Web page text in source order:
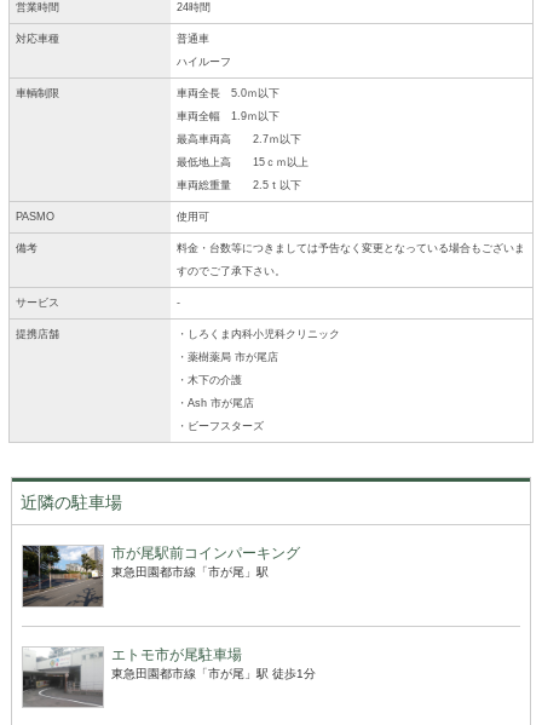
営業時間 24時間
対応車種
普通車
ハイルーフ
車輌制限
車両全長 5.0ｍ以下
車両全幅 1.9ｍ以下
最高車両高 2.7ｍ以下
最低地上高 15ｃｍ以上
車両総重量 2.5ｔ以下
PASMO 使用可
備考
料金・台数等につきましては予告なく変更となっている場合もございま
すのでご了承下さい。
サービス -
提携店舗
・しろくま内科小児科クリニック
・薬樹薬局 市が尾店
・木下の介護
・Ash 市が尾店
・ビーフスターズ
近隣の駐車場
市が尾駅前コインパーキング
東急田園都市線「市が尾」駅
エトモ市が尾駐車場
東急田園都市線「市が尾」駅 徒歩1分